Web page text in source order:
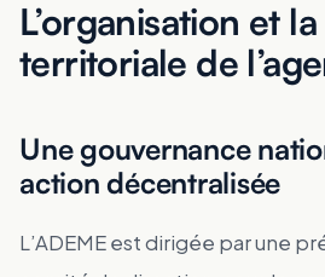
L’organisation et
territoriale de
Une gouvernance
action décentralisée
L’ADEME est dirigée par une